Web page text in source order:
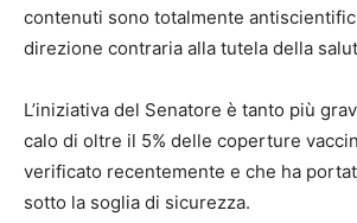
contenuti sono totalmente
direzione contraria alla tutela della
L’iniziativa del Senatore è tanto più
calo di oltre il 5% delle coperture
verificato recentemente e che ha
sotto la soglia di sicurezza.